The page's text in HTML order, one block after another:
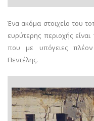
Ένα ακόμα στοιχείο του
ευρύτερης περιοχής
που με υπόγειες
Πεντέλης.